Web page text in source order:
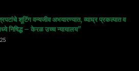
शूटिंग वन्यजीव अभयारण्यात, व्याघ्र प्रकल्पात व
निषिद्ध – केरळ उच्च न्यायालय"